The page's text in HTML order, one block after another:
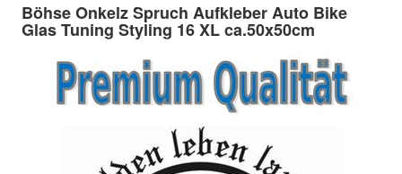
Böhse Onkelz Spruch Aufkleber Auto Bike
Glas Tuning Styling 16 XL ca.50x50cm